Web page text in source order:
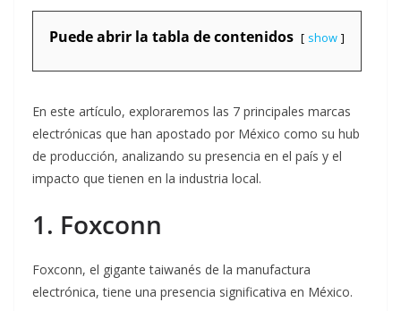
Puede abrir la tabla de contenidos show
En este artículo, exploraremos las 7 principales marcas
electrónicas que han apostado por México como su hub
de producción, analizando su presencia en el país y el
impacto que tienen en la industria local.
1. Foxconn
Foxconn, el gigante taiwanés de la manufactura
electrónica, tiene una presencia significativa en México.